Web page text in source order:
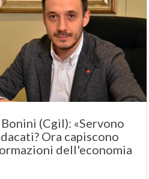
(Cgil): «Servono
Ora capiscono
dell'economia